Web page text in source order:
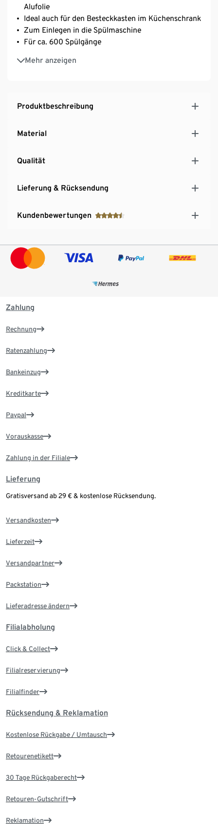
Alufolie
Ideal auch für den Besteckkasten im Küchenschrank
Zum Einlegen in die Spülmaschine
Für ca. 600 Spülgänge
Mehr anzeigen
Flugrost wird vom Rostschreck angesogen
Produktbeschreibung
Material
Qualität
Lieferung & Rücksendung
Kundenbewertungen
Zahlung
Rechnung
Ratenzahlung
Bankeinzug
Kreditkarte
Paypal
Vorauskasse
Zahlung in der Filiale
Lieferung
Gratisversand ab 29 € & kostenlose Rücksendung.
Versandkosten
Lieferzeit
Versandpartner
Packstation
Lieferadresse ändern
Filialabholung
Click & Collect
Filialreservierung
Filialfinder
Rücksendung & Reklamation
Kostenlose Rückgabe / Umtausch
Retourenetikett
30 Tage Rückgaberecht
Retouren-Gutschrift
Reklamation